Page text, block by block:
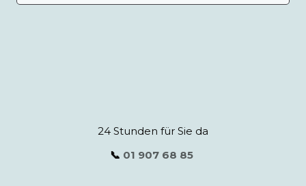
24 Stunden für Sie da
📞 01 907 68 85